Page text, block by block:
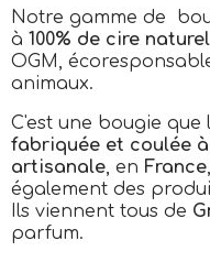
Notre gamme de
à 100% de cire
OGM,
animaux.
C'est une bougie que
fabriquée et coulée
artisanale, en France
également des
Ils viennent tous de
parfum.